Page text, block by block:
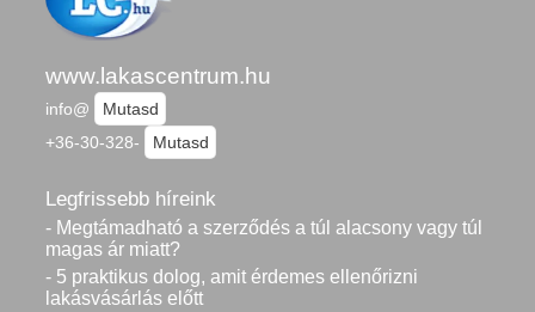
www.lakascentrum.hu
info@
Mutasd
+36-30-328-
Mutasd
Legfrissebb híreink
- Megtámadható a szerződés a túl alacsony vagy túl
magas ár miatt?
- 5 praktikus dolog, amit érdemes ellenőrizni
lakásvásárlás előtt